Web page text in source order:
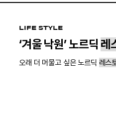
LIFE STYLE
‘겨울 낙원’ 노르딕 레
오래 더 머물고 싶은 노르딕 레스